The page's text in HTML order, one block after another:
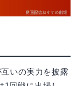
いの実力を披露